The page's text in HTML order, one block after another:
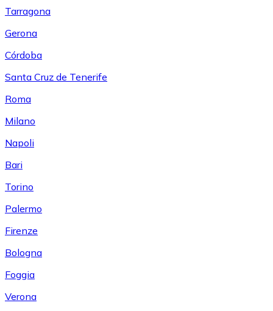
Tarragona
Gerona
Córdoba
Santa Cruz de Tenerife
Roma
Milano
Napoli
Bari
Torino
Palermo
Firenze
Bologna
Foggia
Verona